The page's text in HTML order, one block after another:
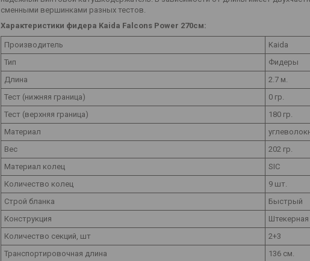
сменными вершинками разных тестов.
Характеристики фидера Kaida Falcons Power 270см:
Производитель
Kaida
Тип
Фидеры
Длина
2.7 м.
Тест (нижняя граница)
0 гр.
Тест (верхняя граница)
180 гр.
Материал
Вес
202 гр.
Материал колец
SIC
Количество колец
9 шт.
Строй бланка
Быстрый
Конструкция
Штекерная
Количество секций, шт
2+3
Транспортировочная длина
136 см.